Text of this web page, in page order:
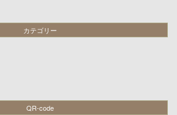
カテゴリー
QR-code